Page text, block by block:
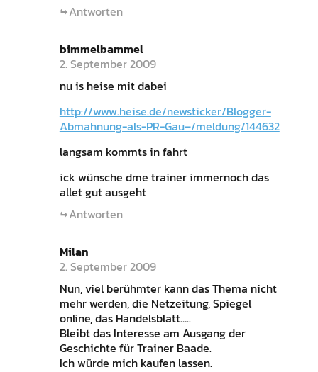
Antworten
bimmelbammel
2. September 2009
nu is heise mit dabei
http://www.heise.de/newsticker/Blogger-
Abmahnung-als-PR-Gau–/meldung/144632
langsam kommts in fahrt
ick wünsche dme trainer immernoch das
allet gut ausgeht
Antworten
Milan
2. September 2009
Nun, viel berühmter kann das Thema nicht
mehr werden, die Netzeitung, Spiegel
online, das Handelsblatt…..
Bleibt das Interesse am Ausgang der
Geschichte für Trainer Baade.
Ich würde mich kaufen lassen.